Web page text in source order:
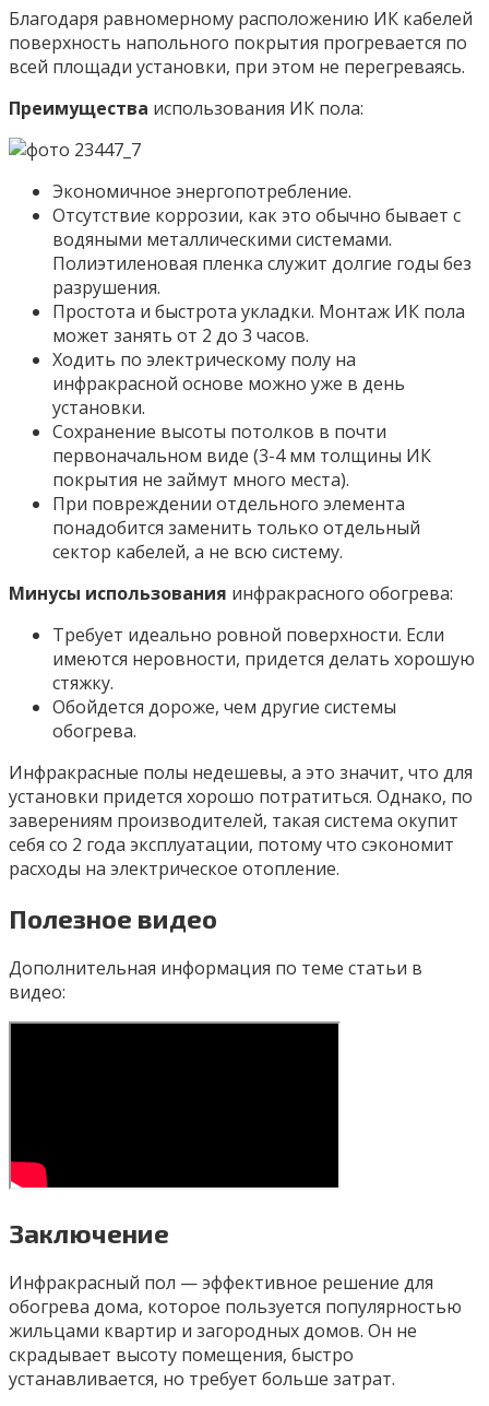
Благодаря равномерному расположению ИК кабелей
поверхность напольного покрытия прогревается по
всей площади установки, при этом не перегреваясь.
Преимущества использования ИК пола:
Экономичное энергопотребление.
Отсутствие коррозии, как это обычно бывает с
водяными металлическими системами.
Полиэтиленовая пленка служит долгие годы без
разрушения.
Простота и быстрота укладки. Монтаж ИК пола
может занять от 2 до 3 часов.
Ходить по электрическому полу на
инфракрасной основе можно уже в день
установки.
Сохранение высоты потолков в почти
первоначальном виде (3-4 мм толщины ИК
покрытия не займут много места).
При повреждении отдельного элемента
понадобится заменить только отдельный
сектор кабелей, а не всю систему.
Минусы использования инфракрасного обогрева:
Требует идеально ровной поверхности. Если
имеются неровности, придется делать хорошую
стяжку.
Обойдется дороже, чем другие системы
обогрева.
Инфракрасные полы недешевы, а это значит, что для
установки придется хорошо потратиться. Однако, по
заверениям производителей, такая система окупит
себя со 2 года эксплуатации, потому что сэкономит
расходы на электрическое отопление.
Полезное видео
Дополнительная информация по теме статьи в
видео:
Заключение
Инфракрасный пол — эффективное решение для
обогрева дома, которое пользуется популярностью
жильцами квартир и загородных домов. Он не
скрадывает высоту помещения, быстро
устанавливается, но требует больше затрат.